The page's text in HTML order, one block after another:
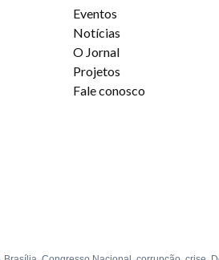
Eventos
Notícias
O Jornal
Projetos
Fale conosco